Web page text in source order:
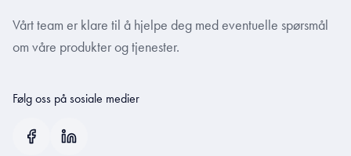
Vårt team er klare til å hjelpe deg med eventuelle spørsmål
om våre produkter og tjenester.
Følg oss på sosiale medier